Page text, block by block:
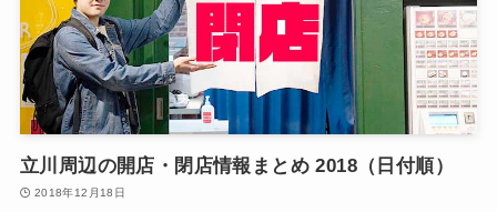
立川周辺の開店・閉店情報まとめ 2018（日付順）
2018年12月18日